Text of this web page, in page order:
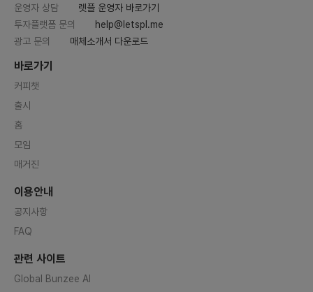
운영자 상담
렛플 운영자 바로가기
투자플랫폼 문의
help@letspl.me
광고 문의
매체소개서 다운로드
바로가기
커피챗
출시
홈
모임
매거진
이용안내
공지사항
FAQ
관련 사이트
Global Bunzee AI